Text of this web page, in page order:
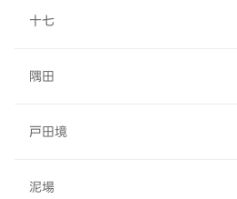
十七
隅田
戸田境
泥場